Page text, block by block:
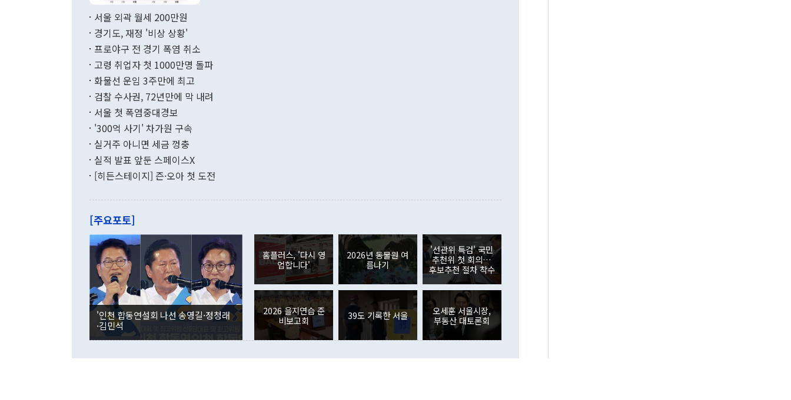
무너졌다고도 했다. 또 "현 시점에서 흘러간 선(先)비핵화만 되뇌는 것은
함께 4자 대화의 동력을 확보하기 위해 최선을 다할 것"이라고 말했다. 하
"우리의 선의대로 하는 게 과연 한반도의 평화와 안정에 플러스냐, 결론적
관은 업무보고 사후 브리핑에서 정 장관이 언급한 '4자 회담'에 대해 "이상
이 9월 러시아 블라디보스토크에서 열리는 '동방경제포럼(EEF)'을 언급하
며 "정부 차원에서 (참석을) 검토하고 있다"고 발언한 데 대해서도 조 장관
은 "그것은 외교부의 몫"이라며 "아직 거기까지 진도가 나가지 않았다"고
잘랐다. 정 장관이 이날 소개한 대북 구상과 설명은 정부 내 조율을 거치지
않았다는 점에서 문제가 있다. 특히 주적 표현 대체와 국호 사용, 9·19 군
사합의 복원, 4자회담 추진 등은 통일부 장관이 결정할 사안이 아니어서 월
권이라는 지적이 나오고 있다. 이 대통령은 정 장관의 업무보고를 듣고 난
뒤 "여기 업무보고에 발표했다고 승인난 건 아니다"라고 재차 확인했다. 정
부의 한 소식통은 "정 장관의 발언 내용은 대부분 국가안전보장회의(NSC)
를 거쳐 결정된 사안이 아닌 정 장관의 개인적 생각에 가깝다"며 "안보 관
련 부처 장관이 정부의 공식 정책이 아닌 사안을 추진하겠다고 업무보고를
하고 대통령의 면전에서 '국군통수권자가 나서야 한다'고 주장한 것은 심각
며 월간 기준 처음으로 1000억달러를 넘어섰다. 상품수입은 644억8000만
196.9% 급증했고 컴퓨터·주변기기(SSD)는 282.7% 증가했다. IT 품목
수출은 160.4% 늘었으며 비IT 품목도 ▲석유제품(47.5%) ▲화공품
기록했지만 지식재산권사용료수지는 전월 흑자에서 4억4000만달러 적자
로 전환됐다. 본원소득수지는 배당소득을 중심으로 32억7000만달러 흑자
는 배당수입이 늘어난 데다 전월 분기배당에 따른 기저효과로 배당지급이
였던 올해 3월(369억9000만달러)을 넘어선 것이다. 직접투자에서는 내국
인의 해외투자가 80억1000만달러, 외국인의 국내투자가 46억3000만달러
각각 증가했다. 증권투자에서는 외국인의 국내 주식 매도세가 이어졌다. 외
국인의 국내 주식 투자는 차익실현 매도 등의 영향으로 316억1000만달러
감소하며 전월(-310억5000만달러)에 이어 역대 최대 순매도 기록을 다시
경신했다. 외국인의 국내 채권투자는 세계국채지수(WGBI) 자금 유입에도
분기 말 만기도래 영향으로 증가 폭이 줄어든 52억9000만달러를 기록했
다. 내국인의 해외 증권투자는 주식을 중심으로 35억6000만달러 증가했
다. eoyn2@newspim.com
서울 외곽 월세 200만원
경기도, 재정 '비상 상황'
프로야구 전 경기 폭염 취소
고령 취업자 첫 1000만명 돌파
화물선 운임 3주만에 최고
검찰 수사권, 72년만에 막 내려
서울 첫 폭염중대경보
'300억 사기' 차가원 구속
실거주 아니면 세금 껑충
실적 발표 앞둔 스페이스X
[히든스테이지] 즌·오아 첫 도전
[주요포토]
'인천 합동연설회 나선 송영길·정청래
·김민석
홈플러스, '다시 영
업합니다'
2026년 동물원 여
름나기
'선관위 특검' 국민
추천위 첫 회의…
후보추천 절차 착수
2026 을지연습 준
비보고회
39도 기록한 서울
오세훈 서울시장,
부동산 대토론회